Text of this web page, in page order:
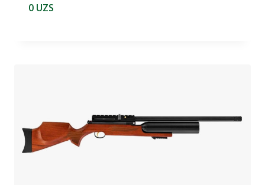
0 UZS